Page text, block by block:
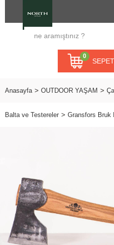
0
Anasayfa OUTDOOR YAŞAM
Balta ve Testereler Gransfors Bruk